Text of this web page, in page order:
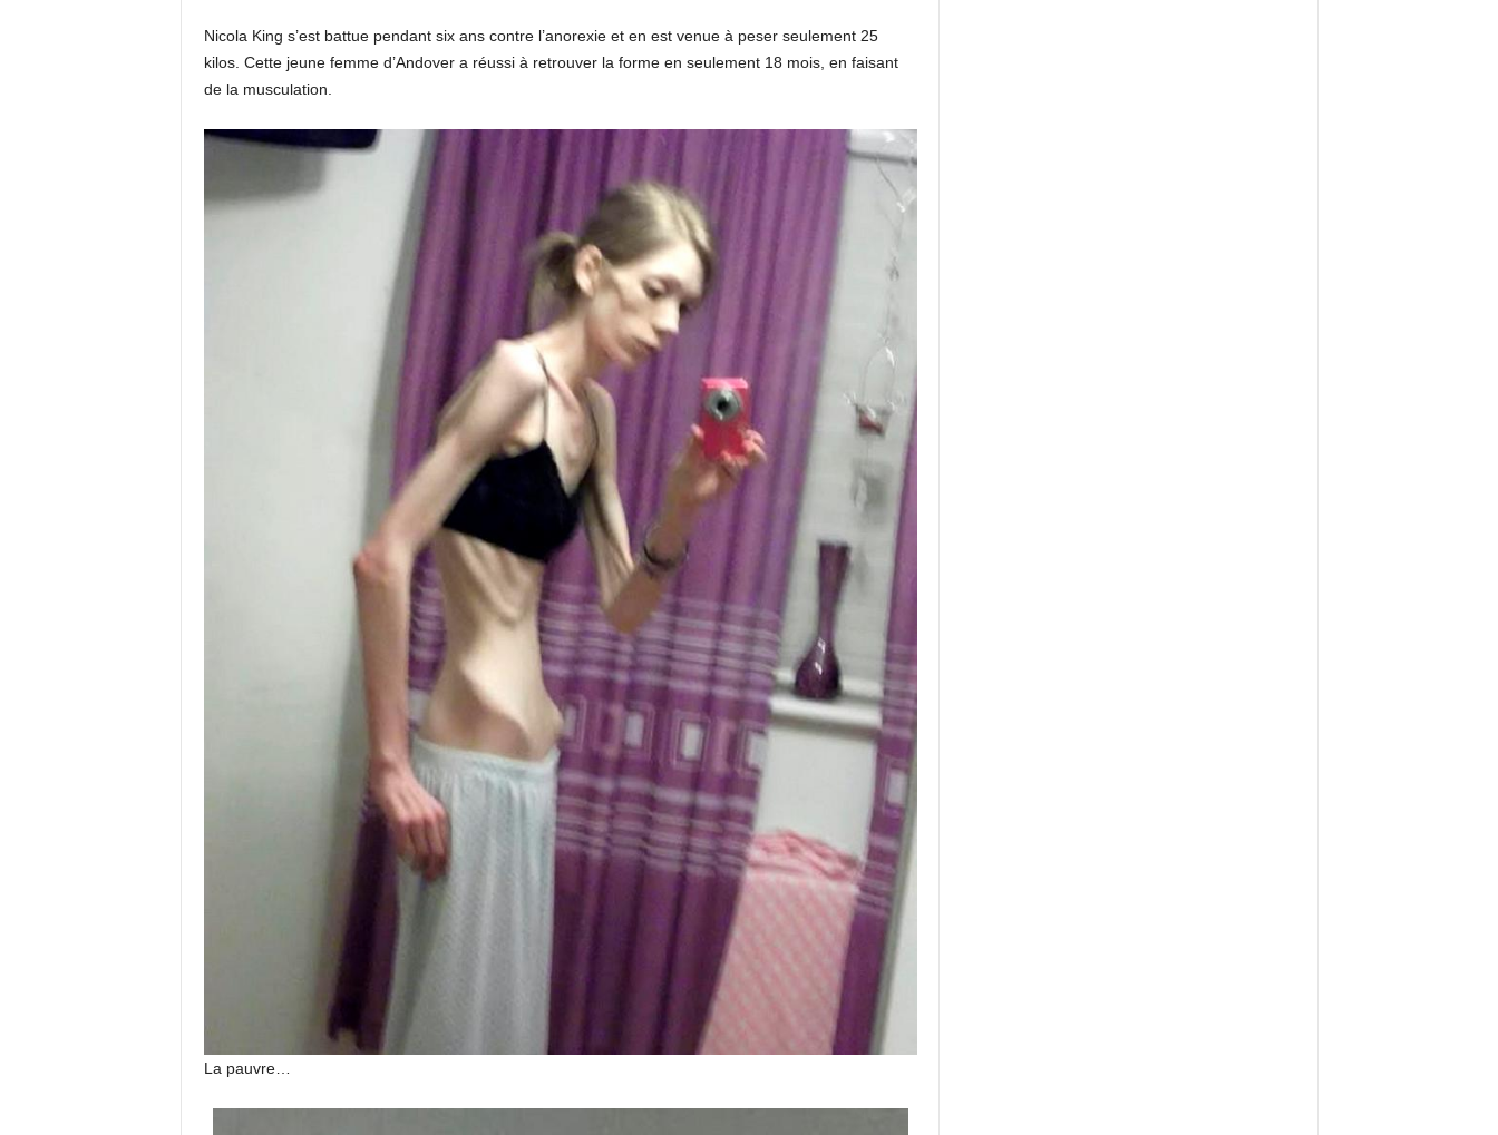
Nicola King s’est battue pendant six ans contre l’anorexie et en est venue à peser seulement 25
kilos. Cette jeune femme d’Andover a réussi à retrouver la forme en seulement 18 mois, en faisant
de la musculation.
La pauvre…